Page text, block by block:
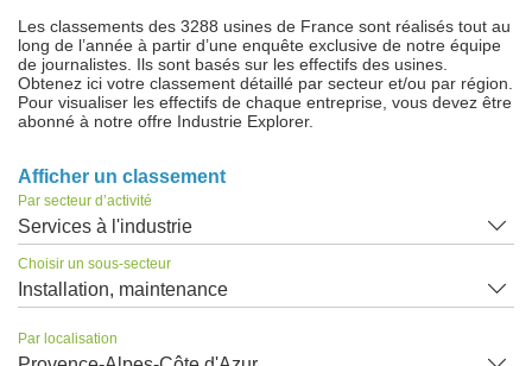
Les classements des 3288 usines de France sont réalisés tout au
long de l’année à partir d’une enquête exclusive de notre équipe
de journalistes. Ils sont basés sur les effectifs des usines.
Obtenez ici votre classement détaillé par secteur et/ou par région.
Pour visualiser les effectifs de chaque entreprise, vous devez être
abonné à notre offre Industrie Explorer.
Afficher un classement
Par secteur d’activité
Services à l'industrie
Choisir un sous-secteur
Installation, maintenance
Par localisation